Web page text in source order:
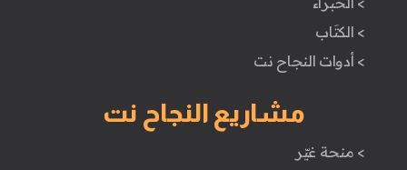
> الكتَاب
> أدوات النجاح نت
مشاريع النجاح نت
> منحة غيّر